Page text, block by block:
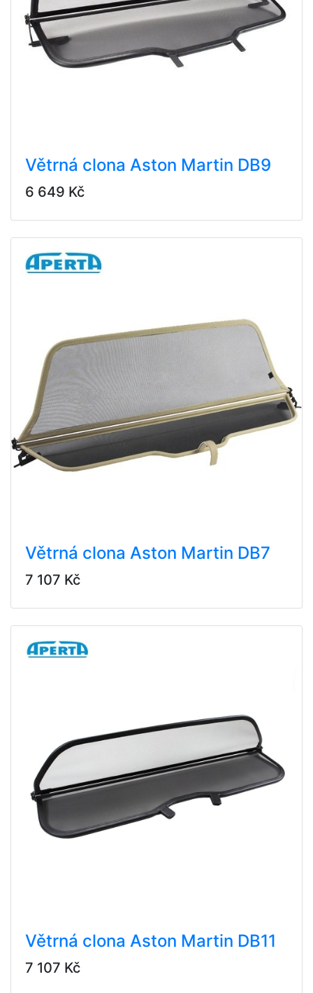
Větrná clona Aston Martin DB9
6 649 Kč
Větrná clona Aston Martin DB7
7 107 Kč
Větrná clona Aston Martin DB11
7 107 Kč